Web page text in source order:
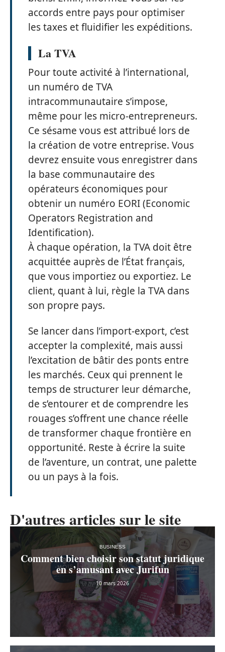
accords entre pays pour optimiser
les taxes et fluidifier les expéditions.
La TVA
Pour toute activité à l’international,
un numéro de TVA
intracommunautaire s’impose,
même pour les micro-entrepreneurs.
Ce sésame vous est attribué lors de
la création de votre entreprise. Vous
devrez ensuite vous enregistrer dans
la base communautaire des
opérateurs économiques pour
obtenir un numéro EORI (Economic
Operators Registration and
Identification).
À chaque opération, la TVA doit être
acquittée auprès de l’État français,
que vous importiez ou exportiez. Le
client, quant à lui, règle la TVA dans
son propre pays.
Se lancer dans l’import-export, c’est
accepter la complexité, mais aussi
l’excitation de bâtir des ponts entre
les marchés. Ceux qui prennent le
temps de structurer leur démarche,
de s’entourer et de comprendre les
rouages s’offrent une chance réelle
de transformer chaque frontière en
opportunité. Reste à écrire la suite
de l’aventure, un contrat, une palette
ou un pays à la fois.
D'autres articles sur le site
BUSINESS
Comment bien choisir son statut juridique
en s’amusant avec Jurifun
10 mars 2026